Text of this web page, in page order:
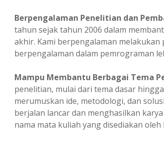
Berpengalaman Penelitian dan
tahun sejak tahun 2006 dalam
akhir. Kami berpengalaman
berpengalaman dalam pemrograman
Mampu Membantu Berbagai Tema
penelitian, mulai dari tema dasar
merumuskan ide, metodologi, dan
berjalan lancar dan menghasilkan
nama mata kuliah yang disediakan oleh